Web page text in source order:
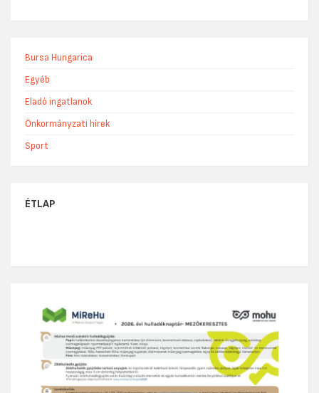
Bursa Hungarica
Egyéb
Eladó ingatlanok
Önkormányzati hírek
Sport
ÉTLAP